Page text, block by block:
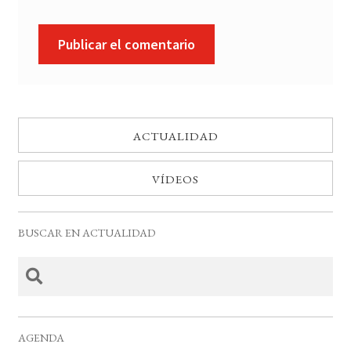
ACTUALIDAD
VÍDEOS
BUSCAR EN ACTUALIDAD
AGENDA